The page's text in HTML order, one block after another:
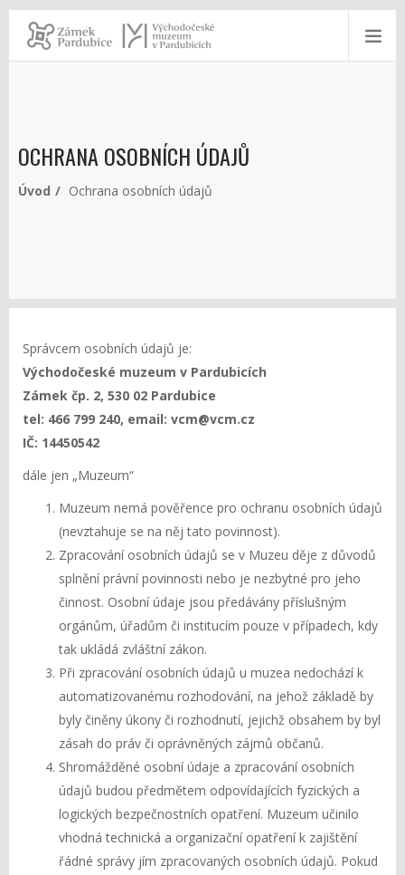
OCHRANA OSOBNÍCH ÚDAJŮ
Úvod Ochrana osobních údajů
Správcem osobních údajů je:
Východočeské muzeum v Pardubicích
Zámek čp. 2, 530 02 Pardubice
tel: 466 799 240, email: vcm@vcm.cz
IČ: 14450542
dále jen „Muzeum“
Muzeum nemá pověřence pro ochranu osobních údajů
(nevztahuje se na něj tato povinnost).
Zpracování osobních údajů se v Muzeu děje z důvodů
splnění právní povinnosti nebo je nezbytné pro jeho
činnost. Osobní údaje jsou předávány příslušným
orgánům, úřadům či institucím pouze v případech, kdy
tak ukládá zvláštní zákon.
Při zpracování osobních údajů u muzea nedochází k
automatizovanému rozhodování, na jehož základě by
byly činěny úkony či rozhodnutí, jejichž obsahem by byl
zásah do práv či oprávněných zájmů občanů.
Shromážděné osobní údaje a zpracování osobních
údajů budou předmětem odpovídajících fyzických a
logických bezpečnostních opatření. Muzeum učinilo
vhodná technická a organizační opatření k zajištění
řádné správy jím zpracovaných osobních údajů. Pokud